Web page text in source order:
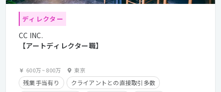
ディレクター
CC INC.
【アートディレクター職】
600万~800万 東京
残業手当有り
クライアントとの直接取引多数